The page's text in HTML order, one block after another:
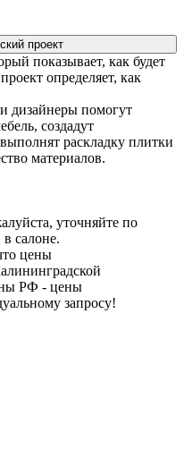
проект
показывает, как будет
определяет, как
дизайнеры помогут
создадут
раскладку плитки
материалов.
уточняйте по
салоне.
цены
РФ - цены
запросу!